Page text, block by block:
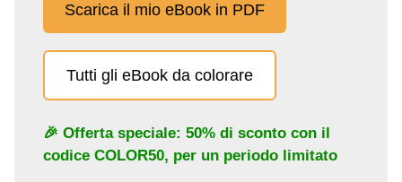
Scarica il mio eBook in PDF
Tutti gli eBook da colorare
🎉 Offerta speciale: 50% di sconto con il
codice COLOR50, per un periodo limitato